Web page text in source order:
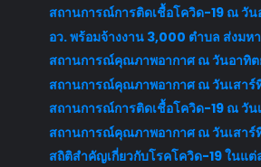
สถานการณ์การติดเชื้อโควิด-19 ณ วัน
อว. พร้อมจ้างงาน 3,000 ตำบล ส่งม
สถานการณ์คุณภาพอากาศ ณ วันอาทิ
สถานการณ์คุณภาพอากาศ ณ วันเสาร์
สถานการณ์การติดเชื้อโควิด-19 ณ วัน
สถานการณ์คุณภาพอากาศ ณ วันเสาร์
สถิติสำคัญเกี่ยวกับโรคโควิด-19 ในแต่